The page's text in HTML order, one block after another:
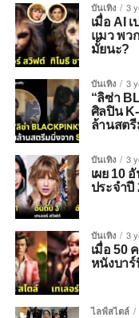
บันเทิง 3
เมื่อ AI
แมว พว
มั้ยนะ?
บันเทิง 3
“ลิซ่า
ศิลปิน
ล้านสตรี
บันเทิง 3
เผย 10
ประจำปี
บันเทิง 3
เมื่อ 50
หนังบา
ไลฟ์สไตล์